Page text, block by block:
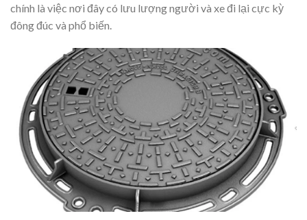
chính là việc nơi đây có lưu lượng người và xe đi lại cực kỳ
đông đúc và phổ biến.